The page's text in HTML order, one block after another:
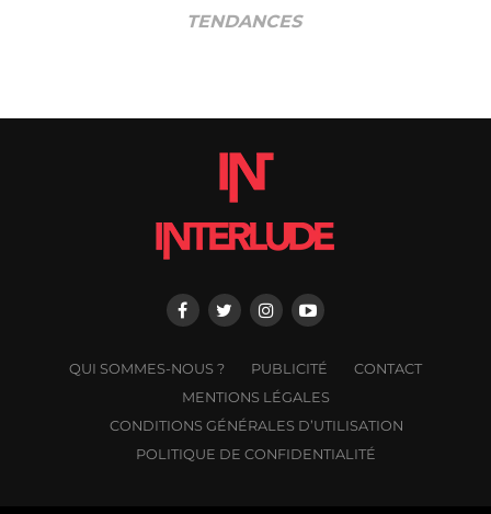
TENDANCES
QUI SOMMES-NOUS ? PUBLICITÉ
CONTACT
MENTIONS LÉGALES
CONDITIONS GÉNÉRALES D’UTILISATION
POLITIQUE DE CONFIDENTIALITÉ